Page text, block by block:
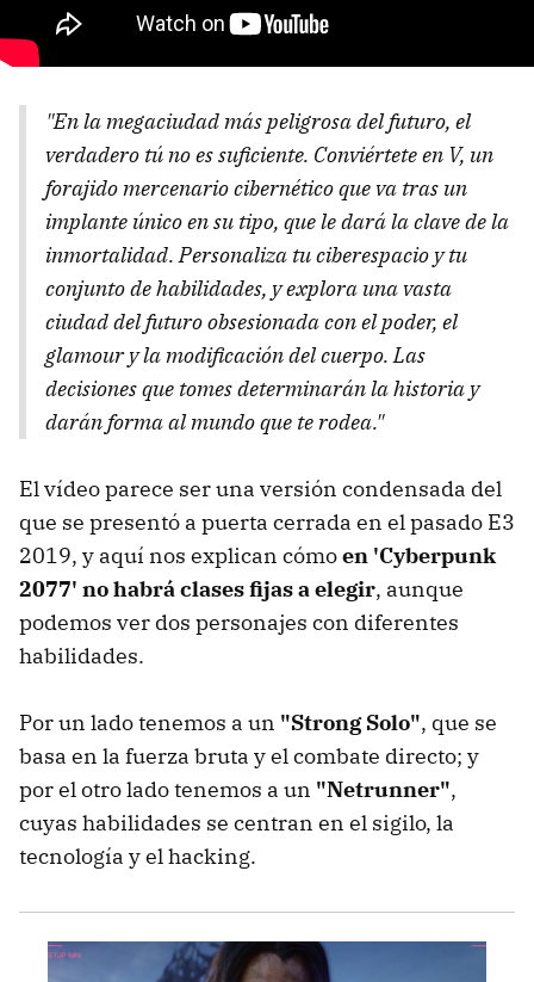
"En la megaciudad más peligrosa del futuro, el
verdadero tú no es suficiente. Conviértete en V, un
forajido mercenario cibernético que va tras un
implante único en su tipo, que le dará la clave de la
inmortalidad. Personaliza tu ciberespacio y tu
conjunto de habilidades, y explora una vasta
ciudad del futuro obsesionada con el poder, el
glamour y la modificación del cuerpo. Las
decisiones que tomes determinarán la historia y
darán forma al mundo que te rodea."
El vídeo parece ser una versión condensada del
que se presentó a puerta cerrada en el pasado E3
2019, y aquí nos explican cómoen 'Cyberpunk
2077' no habrá clases fijas a elegir, aunque
podemos ver dos personajes con diferentes
habilidades.
Por un lado tenemos a un "Strong Solo", que se
basa en la fuerza bruta y el combate directo; y
por el otro lado tenemos a un "Netrunner",
cuyas habilidades se centran en el sigilo, la
tecnología y el hacking.